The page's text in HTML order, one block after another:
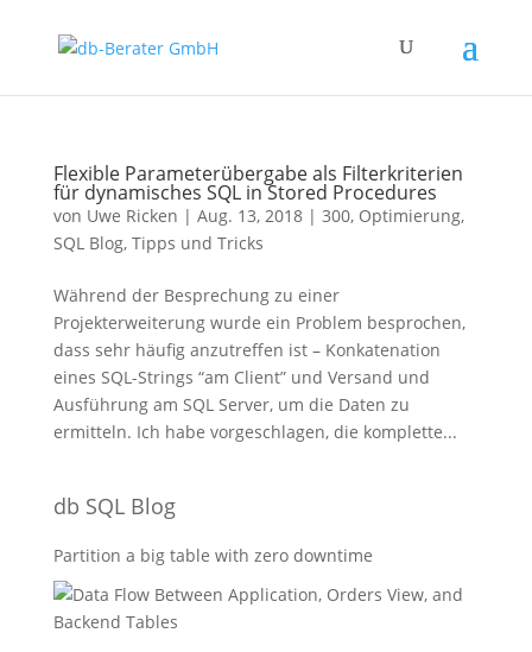
Flexible Parameterübergabe als Filterkriterien
für dynamisches SQL in Stored Procedures
von Uwe Ricken | Aug. 13, 2018| 300, Optimierung,
SQL Blog, Tipps und Tricks
Während der Besprechung zu einer
Projekterweiterung wurde ein Problem besprochen,
dass sehr häufig anzutreffen ist – Konkatenation
eines SQL-Strings “am Client” und Versand und
Ausführung am SQL Server, um die Daten zu
ermitteln. Ich habe vorgeschlagen, die komplette...
db SQL Blog
Partition a big table with zero downtime